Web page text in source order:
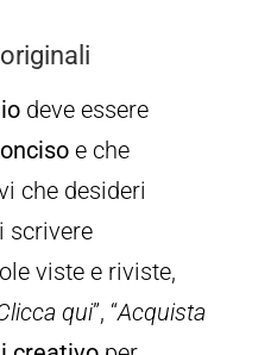
deve essere
e che
che desideri
scrivere
viste e riviste,
qui”, “Acquista